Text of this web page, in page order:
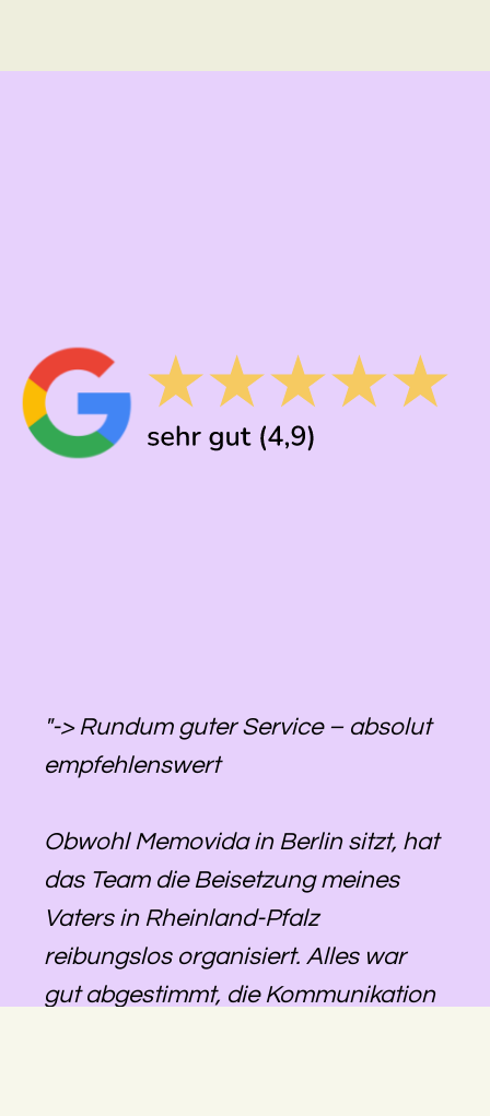
"-> Rundum guter Service – absolut
empfehlenswert
Obwohl Memovida in Berlin sitzt, hat
das Team die Beisetzung meines
Vaters in Rheinland-Pfalz
reibungslos organisiert. Alles war
gut abgestimmt, die Kommunikation